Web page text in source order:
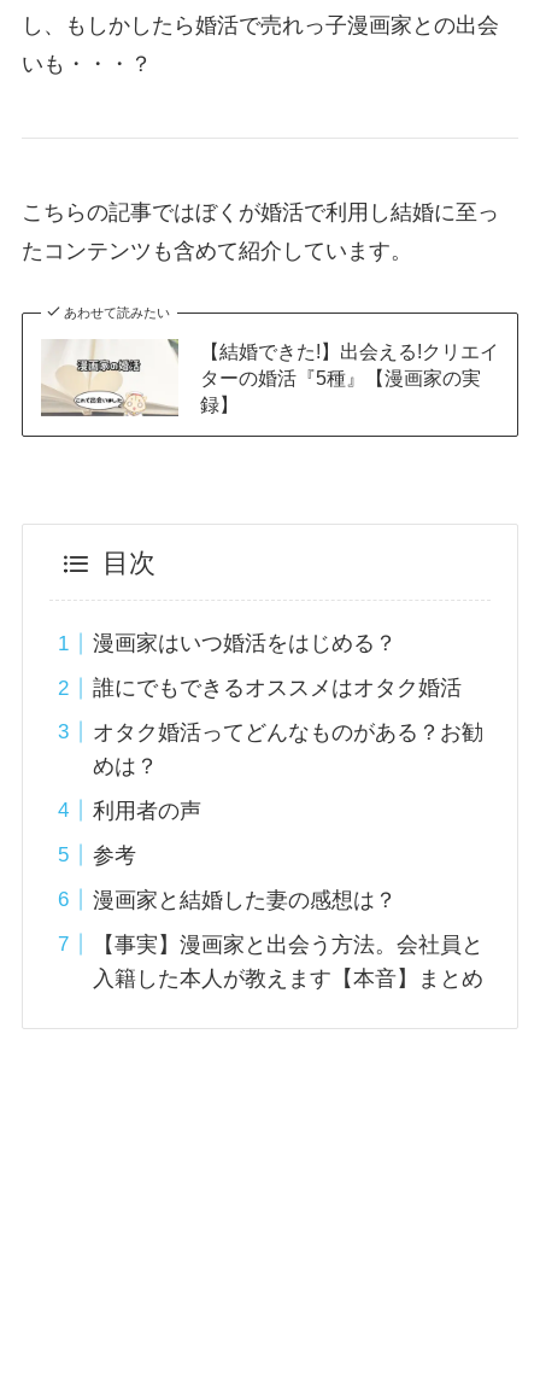
し、もしかしたら婚活で売れっ子漫画家との出会
いも・・・？
こちらの記事ではぼくが婚活で利用し結婚に至っ
たコンテンツも含めて紹介しています。
あわせて読みたい
【結婚できた!】出会える!クリエイ
ターの婚活『5種』【漫画家の実
録】
目次
漫画家はいつ婚活をはじめる？
誰にでもできるオススメはオタク婚活
オタク婚活ってどんなものがある？お勧
めは？
利用者の声
参考
漫画家と結婚した妻の感想は？
【事実】漫画家と出会う方法。会社員と
入籍した本人が教えます【本音】まとめ